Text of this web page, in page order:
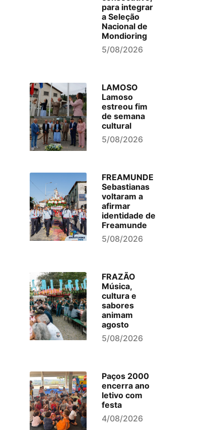
para integrar
a Seleção
Nacional de
Mondioring
5/08/2026
LAMOSO
Lamoso
estreou fim
de semana
cultural
5/08/2026
FREAMUNDE
Sebastianas
voltaram a
afirmar
identidade de
Freamunde
5/08/2026
FRAZÃO
Música,
cultura e
sabores
animam
agosto
5/08/2026
Paços 2000
encerra ano
letivo com
festa
4/08/2026